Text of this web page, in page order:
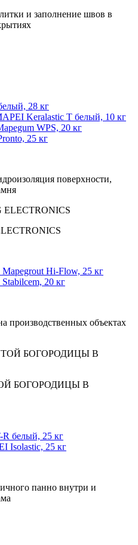
и заполнение швов в
28 кг
Keralastic T белый, 10 кг
WPS, 20 кг
25 кг
поверхности,
Hi-Flow, 25 кг
20 кг
производственных объектах
БОГОРОДИЦЫ В
белый, 25 кг
Isolastic, 25 кг
панно внутри и